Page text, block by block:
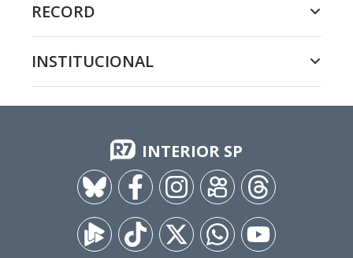
RECORD
INSTITUCIONAL
INTERIOR SP